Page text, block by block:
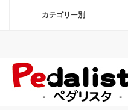
カテゴリー別